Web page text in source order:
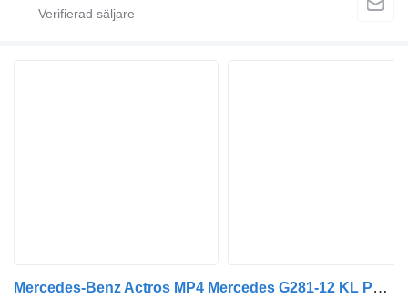
Mercedes-Benz Actros MP4 Mercedes G281-12 KL Powershift 3 G281-12 KL Powershif A 001 260 36 00 växellåda till lastbil